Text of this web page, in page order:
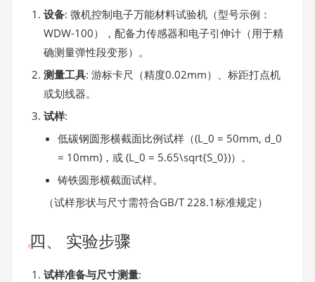
设备: 微机控制电子万能材料试验机（型号示例：
WDW-100），配备力传感器和电子引伸计（用于精
确测量弹性段变形）。
测量工具: 游标卡尺（精度0.02mm）、标距打点机
或划线器。
试样:
低碳钢圆形横截面比例试样（(L_0 = 50mm, d_0
= 10mm)，或 (L_0 = 5.65\sqrt{S_0})）。
铸铁圆形横截面试样。
（试样形状与尺寸需符合GB/T 228.1标准规定）
四、 实验步骤
试样准备与尺寸测量: